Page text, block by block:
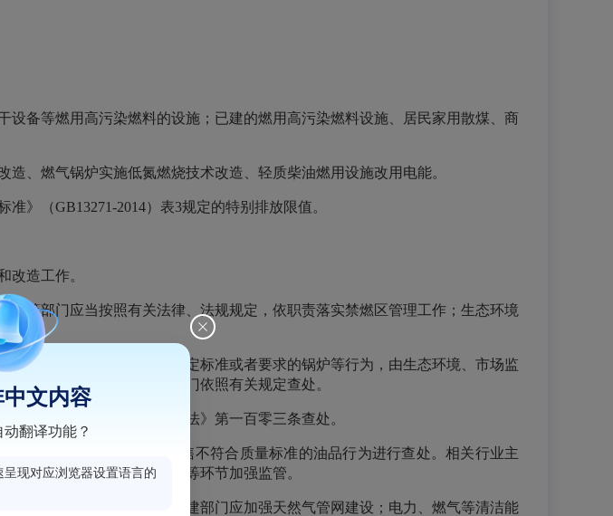
设备等燃用高污染燃料的设施；已建的燃用高污染燃料设施、居民家用散煤、商
、燃气锅炉实施低氮燃烧技术改造、轻质柴油燃用设施改用电能。
》（GB13271-2014）表3规定的特别排放限值。
改造工作。
理等部门应当按照有关法律、法规规定，依职责落实禁燃区管理工作；生态环境
口、销售或者使用不符合规定标准或者要求的锅炉等行为，由生态环境、市场监
设的，由城市管理执法部门依照有关规定查处。
人民共和国大气污染防治法》第一百零三条查处。
质量标准的煤炭、生产销售不符合质量标准的油品行为进行查处。相关行业主
燃料的生产、销售、使用等环节加强监管。
配合做好清洁能源规划；住建部门应加强天然气管网建设；电力、燃气等清洁能
文内容
翻译功能？
现对应浏览器设置语言的